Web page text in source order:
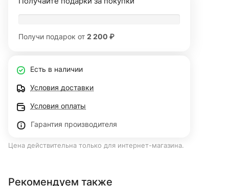
Получи подарок от 2 200 ₽
Есть в наличии
Условия доставки
Условия оплаты
Гарантия производителя
Цена действительна только для интернет-магазина.
Рекомендуем также